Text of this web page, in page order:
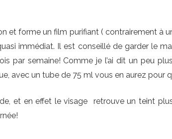
et forme un film purifiant ( contrairement à
immédiat. Il est conseillé de garder le
par semaine! Comme je l’ai dit un peu
avec un tube de 75 ml vous en aurez pour
et en effet le visage retrouve un teint